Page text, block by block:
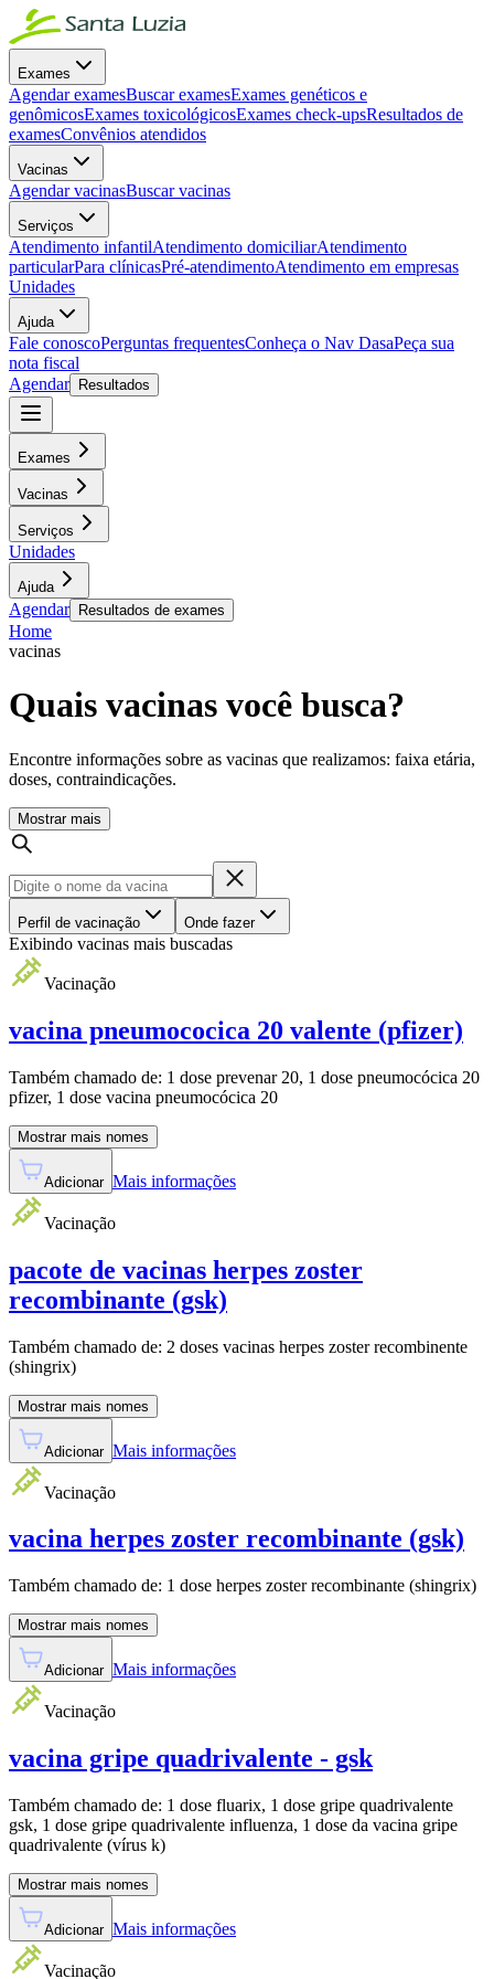
Exames
Agendar examesBuscar examesExames genéticos e
genômicosExames toxicológicosExames check-upsResultados de
examesConvênios atendidos
Vacinas
Agendar vacinasBuscar vacinas
Serviços
Atendimento infantilAtendimento domiciliarAtendimento
particularPara clínicasPré-atendimentoAtendimento em empresas
Unidades
Ajuda
Fale conoscoPerguntas frequentesConheça o Nav DasaPeça sua
nota fiscal
Agendar
Resultados
Exames
Vacinas
Serviços
Unidades
Ajuda
Agendar Resultados de exames
Home
vacinas
Quais vacinas você busca?
Encontre informações sobre as vacinas que realizamos: faixa etária,
doses, contraindicações.
Mostrar mais
Perfil de vacinação Onde fazer
Exibindo vacinas mais buscadas
Vacinação
vacina pneumococica 20 valente (pfizer)
Também chamado de: 1 dose prevenar 20, 1 dose pneumocócica 20
pfizer, 1 dose vacina pneumocócica 20
Mostrar mais nomes
Adicionar Mais informações
Vacinação
pacote de vacinas herpes zoster
recombinante (gsk)
Também chamado de: 2 doses vacinas herpes zoster recombinente
(shingrix)
Mostrar mais nomes
Adicionar Mais informações
Vacinação
vacina herpes zoster recombinante (gsk)
Também chamado de: 1 dose herpes zoster recombinante (shingrix)
Mostrar mais nomes
Adicionar Mais informações
Vacinação
vacina gripe quadrivalente - gsk
Também chamado de: 1 dose fluarix, 1 dose gripe quadrivalente
gsk, 1 dose gripe quadrivalente influenza, 1 dose da vacina gripe
quadrivalente (vírus k)
Mostrar mais nomes
Adicionar Mais informações
Vacinação